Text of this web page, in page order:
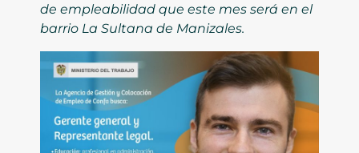
de empleabilidad que este mes será en el
barrio La Sultana de Manizales.